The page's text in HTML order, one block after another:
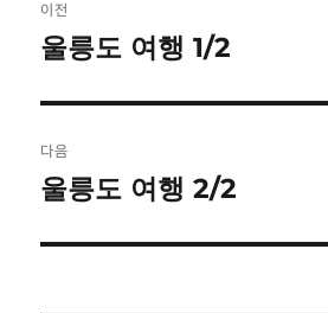
탐
이전
이
글:
울릉도 여행 1/2
다음
다
글:
울릉도 여행 2/2